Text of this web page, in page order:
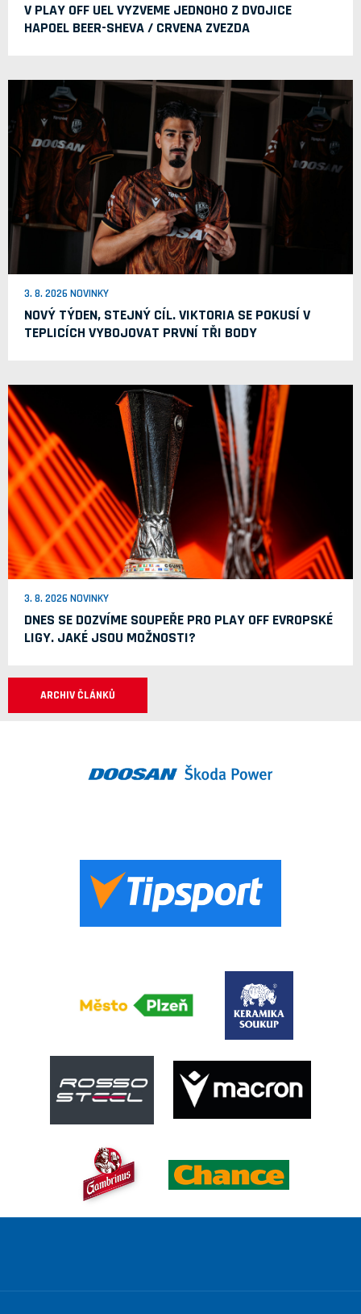
V PLAY OFF UEL VYZVEME JEDNOHO Z DVOJICE
HAPOEL BEER-SHEVA / CRVENA ZVEZDA
3. 8. 2026 NOVINKY
NOVÝ TÝDEN, STEJNÝ CÍL. VIKTORIA SE POKUSÍ V
TEPLICÍCH VYBOJOVAT PRVNÍ TŘI BODY
3. 8. 2026 NOVINKY
DNES SE DOZVÍME SOUPEŘE PRO PLAY OFF EVROPSKÉ
LIGY. JAKÉ JSOU MOŽNOSTI?
ARCHIV ČLÁNKŮ